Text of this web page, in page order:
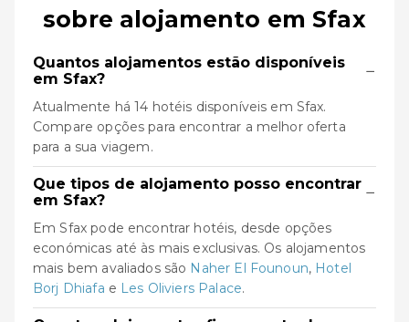
sobre alojamento em Sfax
Quantos alojamentos estão disponíveis
em Sfax?
−
Atualmente há 14 hotéis disponíveis em Sfax.
Compare opções para encontrar a melhor oferta
para a sua viagem.
Que tipos de alojamento posso encontrar
em Sfax?
−
Em Sfax pode encontrar hotéis, desde opções
económicas até às mais exclusivas. Os alojamentos
mais bem avaliados são Naher El Founoun, Hotel
Borj Dhiafa e Les Oliviers Palace.